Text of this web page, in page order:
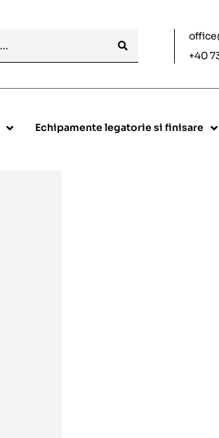
+40
Echipamente legatorie si finisare